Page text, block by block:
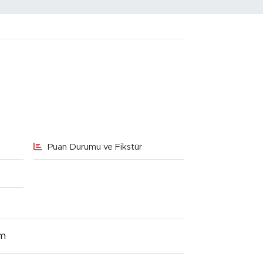
Puan Durumu ve Fikstür